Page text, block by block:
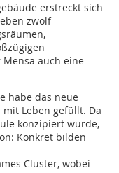
erstreckt sich
zwölf
auch eine
habe das neue
Leben gefüllt. Da
konzipiert wurde,
Konkret bilden
Cluster, wobei